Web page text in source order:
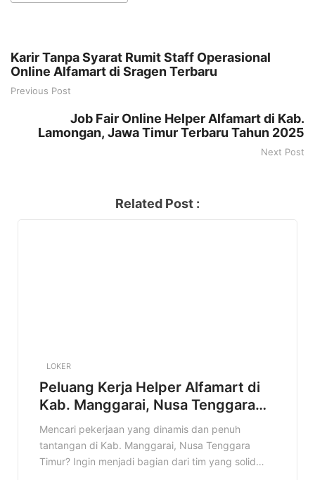
Karir Tanpa Syarat Rumit Staff Operasional
Online Alfamart di Sragen Terbaru
Previous Post
Job Fair Online Helper Alfamart di Kab.
Lamongan, Jawa Timur Terbaru Tahun 2025
Next Post
Related Post :
LOKER
Peluang Kerja Helper Alfamart di
Kab. Manggarai, Nusa Tenggara
Timur Terbaru Tahun 2025
Mencari pekerjaan yang dinamis dan penuh
tantangan di Kab. Manggarai, Nusa Tenggara
Timur? Ingin menjadi bagian dari tim yang solid